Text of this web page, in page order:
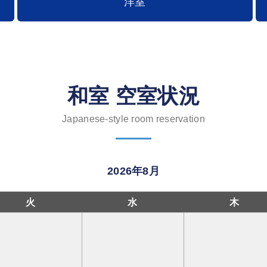
和室 空室状況
Japanese-style room reservation
2026年8月
火 水 木